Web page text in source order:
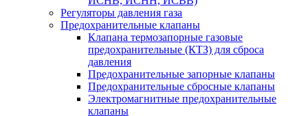
Регуляторы давления газа
Предохранительные клапаны
Клапана термозапорные газовые
предохранительные (КТЗ) для сброса
давления
Предохранительные запорные клапаны
Предохранительные сбросные клапаны
Электромагнитные предохранительные
клапаны